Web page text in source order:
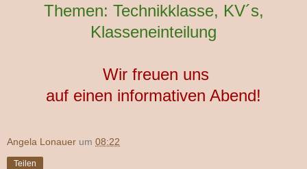
Themen: Technikklasse, KV´s,
Klasseneinteilung
Wir freuen uns
auf einen informativen Abend!
Angela Lonauer um 08:22
Teilen